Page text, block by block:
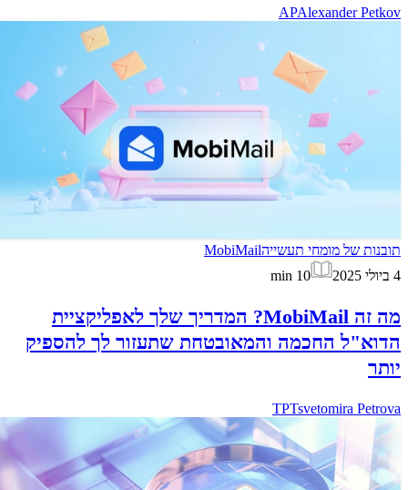
APAlexander Petkov
תובנות של מומחי תעשייהMobiMail
10
min
מה זה MobiMail? המדריך שלך לאפליקציית
הדוא"ל החכמה והמאובטחת שתעזור לך להספיק
יותר
TPTsvetomira Petrova